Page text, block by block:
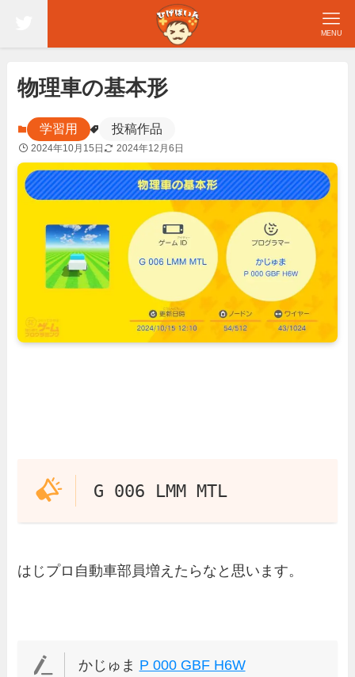
MENU
物理車の基本形
学習用 投稿作品
2024年10月15日 2024年12月6日
G 006 LMM MTL
はじプロ自動車部員増えたらなと思います。
かじゅま P 000 GBF H6W